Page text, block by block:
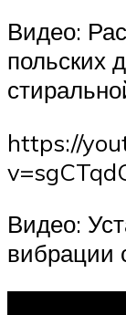
Видео:
польских
https://
Видео:
вибрации